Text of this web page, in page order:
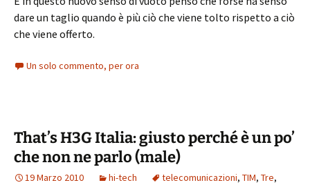
dare un taglio quando è più ciò che viene tolto rispetto a ciò
che viene offerto.
Un solo commento, per ora
That’s H3G Italia: giusto perché è un po’
che non ne parlo (male)
19 Marzo 2010 hi-tech telecomunicazioni, TIM, Tre,